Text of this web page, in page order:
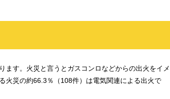
す。火災と言うとガスコンロなどからの出火をイメ
火災の約66.3％（108件）は電気関連による出火で